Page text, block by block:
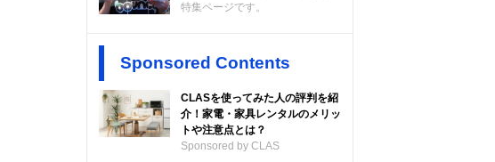
特集ページです。
Sponsored Contents
CLASを使ってみた人の評判を紹
介！家電・家具レンタルのメリッ
トや注意点とは？
Sponsored by CLAS